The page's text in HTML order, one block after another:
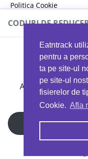
Eatntrack
pentru a
ta pe site-ul
pe site-ul
fisierelor de
Cookie. Afla
Politica Cookie
Politica de
Copyright © 2026 EAT &
CODURI DE
Ai 40%reducere